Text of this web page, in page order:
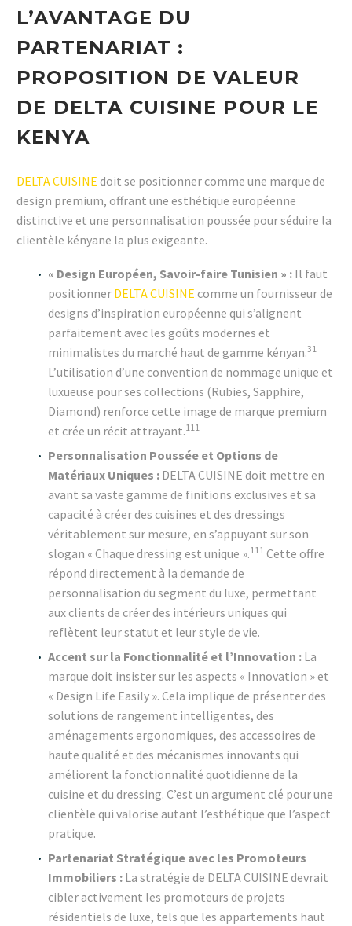
L’AVANTAGE DU
PARTENARIAT :
PROPOSITION DE VALEUR
DE DELTA CUISINE POUR LE
KENYA
DELTA CUISINE doit se positionner comme une marque de
design premium, offrant une esthétique européenne
distinctive et une personnalisation poussée pour séduire la
clientèle kényane la plus exigeante.
« Design Européen, Savoir-faire Tunisien » : Il faut
positionner DELTA CUISINE comme un fournisseur de
designs d’inspiration européenne qui s’alignent
parfaitement avec les goûts modernes et
minimalistes du marché haut de gamme kényan.31
L’utilisation d’une convention de nommage unique et
luxueuse pour ses collections (Rubies, Sapphire,
Diamond) renforce cette image de marque premium
et crée un récit attrayant.111
Personnalisation Poussée et Options de
Matériaux Uniques : DELTA CUISINE doit mettre en
avant sa vaste gamme de finitions exclusives et sa
capacité à créer des cuisines et des dressings
véritablement sur mesure, en s’appuyant sur son
slogan « Chaque dressing est unique ».111 Cette offre
répond directement à la demande de
personnalisation du segment du luxe, permettant
aux clients de créer des intérieurs uniques qui
reflètent leur statut et leur style de vie.
Accent sur la Fonctionnalité et l’Innovation : La
marque doit insister sur les aspects « Innovation » et
« Design Life Easily ». Cela implique de présenter des
solutions de rangement intelligentes, des
aménagements ergonomiques, des accessoires de
haute qualité et des mécanismes innovants qui
améliorent la fonctionnalité quotidienne de la
cuisine et du dressing. C’est un argument clé pour une
clientèle qui valorise autant l’esthétique que l’aspect
pratique.
Partenariat Stratégique avec les Promoteurs
Immobiliers : La stratégie de DELTA CUISINE devrait
cibler activement les promoteurs de projets
résidentiels de luxe, tels que les appartements haut